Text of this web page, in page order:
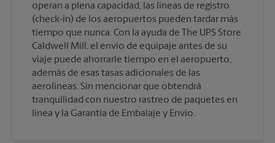
operan a plena capacidad, las líneas de registro
(check-in) de los aeropuertos pueden tardar más
tiempo que nunca. Con la ayuda de The UPS Store
Caldwell Mill, el envío de equipaje antes de su
viaje puede ahorrarle tiempo en el aeropuerto,
además de esas tasas adicionales de las
aerolíneas. Sin mencionar que obtendrá
tranquilidad con nuestro rastreo de paquetes en
línea y la Garantía de Embalaje y Envío.